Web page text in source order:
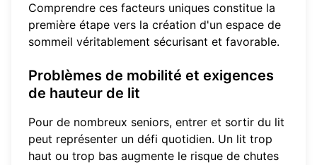
Comprendre ces facteurs uniques constitue la
première étape vers la création d'un espace de
sommeil véritablement sécurisant et favorable.
Problèmes de mobilité et exigences
de hauteur de lit
Pour de nombreux seniors, entrer et sortir du lit
peut représenter un défi quotidien. Un lit trop
haut ou trop bas augmente le risque de chutes